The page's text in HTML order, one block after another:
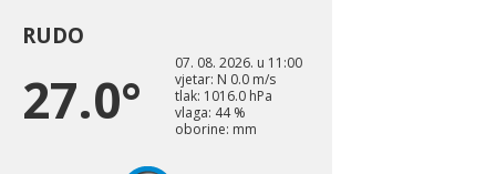
RUDO
27.0°
07. 08. 2026. u 11:00
vjetar: N 0.0 m/s
tlak: 1016.0 hPa
vlaga: 44 %
oborine: mm